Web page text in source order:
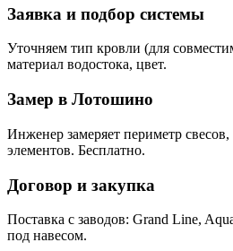
Заявка и подбор системы
Уточняем тип кровли (для
материал водостока, цвет.
Замер в Лотошино
Инженер замеряет периметр свесов,
элементов. Бесплатно.
Договор и закупка
Поставка с заводов: Grand Line,
под навесом.